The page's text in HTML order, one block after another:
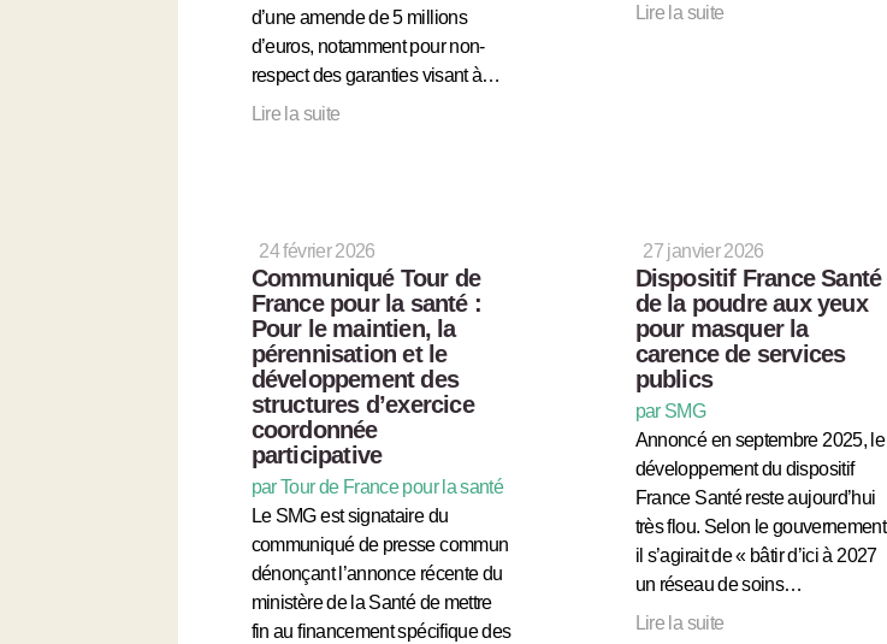
d’une amende de 5 millions
d’euros, notamment pour non-
respect des garanties visant à…
Lire la suite
Lire la suite
24 février 2026
Communiqué Tour de
France pour la santé :
Pour le maintien, la
pérennisation et le
développement des
structures d’exercice
coordonnée
participative
par Tour de France pour la santé
Le SMG est signataire du
communiqué de presse commun
dénonçant l’annonce récente du
ministère de la Santé de mettre
fin au financement spécifique des
27 janvier 2026
Dispositif France Santé
de la poudre aux yeux
pour masquer la
carence de services
publics
par SMG
Annoncé en septembre 2025, le
développement du dispositif
France Santé reste aujourd’hui
très flou. Selon le
il s’agirait de « bâtir d’ici à 2027
un réseau de soins…
Lire la suite